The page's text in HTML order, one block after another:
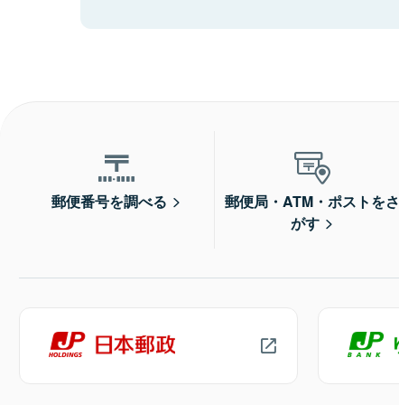
郵便番号を調べる
郵便局・ATM・ポストをさ
がす